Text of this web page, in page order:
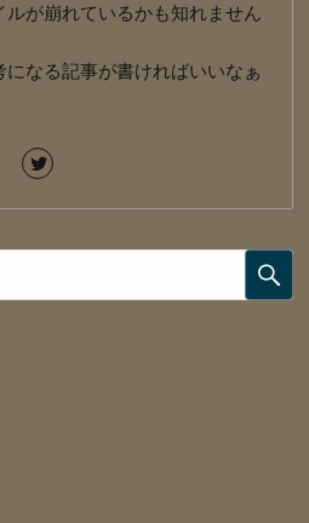
が崩れているかも知れません
なる記事が書ければいいなぁ